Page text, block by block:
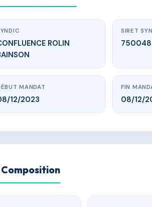
ROLIN
SIRET
MANDAT
12/2023
FIN
08/12/
Composition